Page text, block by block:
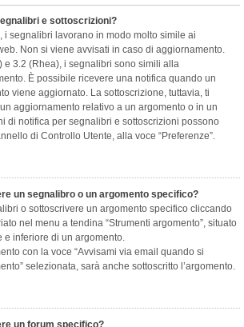
e sottoscrizioni?
i segnalibri lavorano in modo molto simile ai
Non si viene avvisati in caso di aggiornamento.
e 3.2 (Rhea), i segnalibri sono simili alla
È possibile ricevere una notifica quando un
viene aggiornato. La sottoscrizione, tuttavia, ti
aggiornamento relativo a un argomento o in un
di notifica per segnalibri e sottoscrizioni possono
di Controllo Utente, alla voce “Preferenze”.
un segnalibro o un argomento specifico?
o sottoscrivere un argomento specifico cliccando
nel menu a tendina “Strumenti argomento”, situato
e inferiore di un argomento.
con la voce “Avvisami via email quando si
selezionata, sarà anche sottoscritto l’argomento.
un forum specifico?